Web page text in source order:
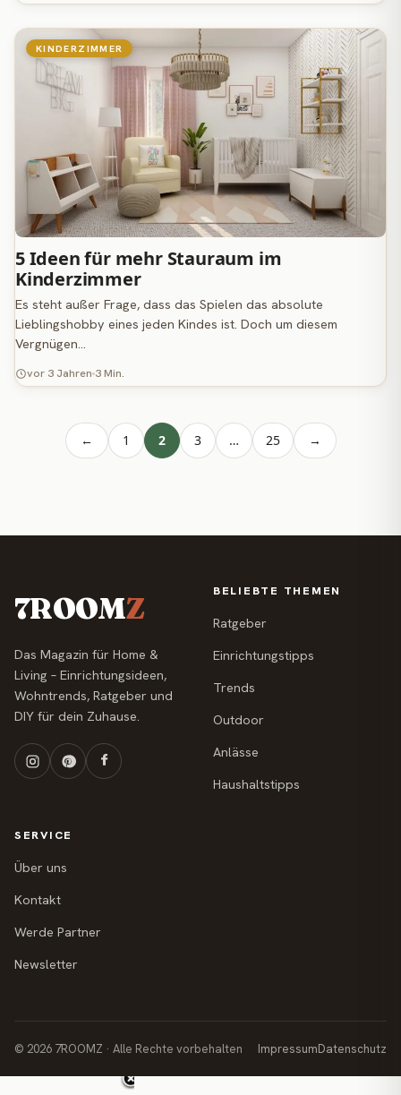
KINDERZIMMER
5 Ideen für mehr Stauraum im
Kinderzimmer
Es steht außer Frage, dass das Spielen das absolute
Lieblingshobby eines jeden Kindes ist. Doch um diesem
Vergnügen…
vor 3 Jahren 3 Min.
← 1 2 3 … 25 →
7ROOMZ
Das Magazin für Home &
Living – Einrichtungsideen,
Wohntrends, Ratgeber und
DIY für dein Zuhause.
BELIEBTE THEMEN
Ratgeber
Einrichtungstipps
Trends
Outdoor
Anlässe
Haushaltstipps
SERVICE
Über uns
Kontakt
Werde Partner
Newsletter
© 2026 7ROOMZ · Alle Rechte vorbehalten ImpressumDatenschutz